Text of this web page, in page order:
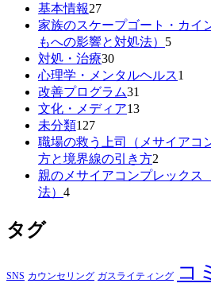
基本情報27
家族のスケープゴート・カイ
もへの影響と対処法） 5
対処・治療30
心理学・メンタルヘルス1
改善プログラム31
文化・メディア13
未分類127
職場の救う上司（メサイアコ
方と境界線の引き方2
親のメサイアコンプレックス
法） 4
タグ
SNS カウンセリング ガスライティング コ